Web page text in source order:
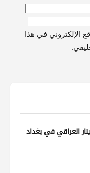
الإلكتروني في هذا
العراقي في بغداد